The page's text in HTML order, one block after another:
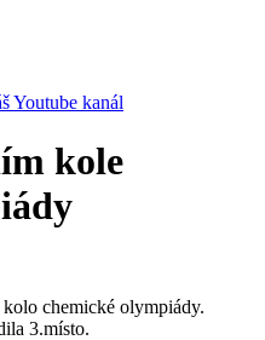
Youtube kanál
kole
chemické olympiády.
3.místo.